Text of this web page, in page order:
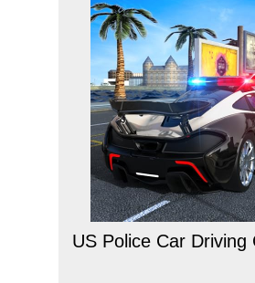
US Police Car Driving